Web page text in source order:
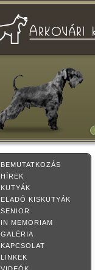
BEMUTATKOZÁS
HÍREK
KUTYÁK
ELADÓ KISKUTYÁK
SENIOR
IN MEMORIAM
GALÉRIA
KAPCSOLAT
LINKEK